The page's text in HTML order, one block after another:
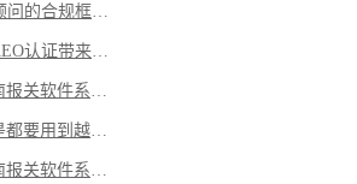
AEO服务培训顾问的合规框架？AEO关务顾问给广州企业深层的价值？
有认真了解过AEO认证带来啥吗？广东找哪家关务顾问比较好？
中资企业用越南报关软件系统提高企业身份？纸箱企业找越南报关软件要点有哪些？
中资企业是不是都要用到越南报关软件系统？越南报关软件系统的预警功能真的有作用吗？
中资企业的越南报关软件系统如何对接？越南报关软件系统的使用费用怎么计算？